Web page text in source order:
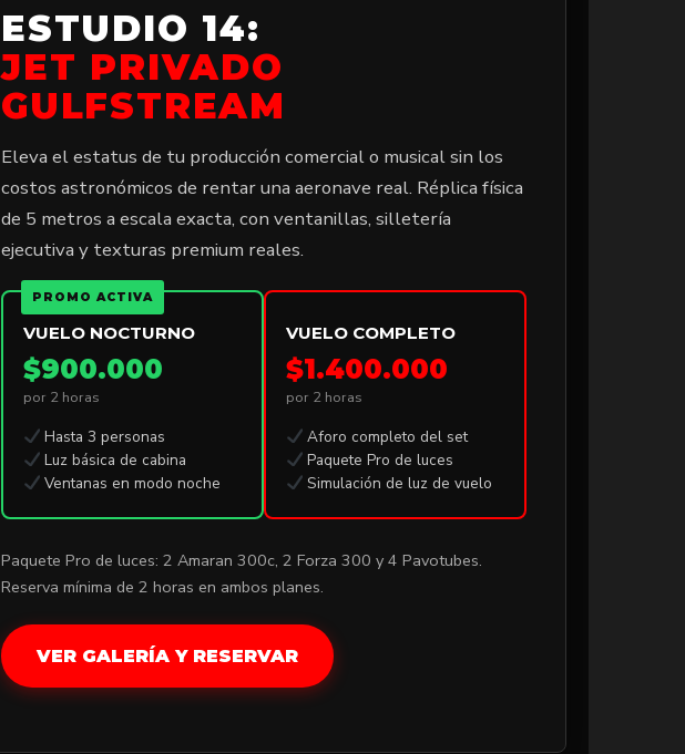
ESTUDIO 14:
JET PRIVADO
GULFSTREAM
Eleva el estatus de tu producción comercial o musical sin los
costos astronómicos de rentar una aeronave real. Réplica física
de 5 metros a escala exacta, con ventanillas, silletería
ejecutiva y texturas premium reales.
PROMO ACTIVA
VUELO NOCTURNO
$900.000
por 2 horas
Hasta 3 personas
Luz básica de cabina
Ventanas en modo noche
VUELO COMPLETO
$1.400.000
por 2 horas
Aforo completo del set
Paquete Pro de luces
Simulación de luz de vuelo
Paquete Pro de luces: 2 Amaran 300c, 2 Forza 300 y 4 Pavotubes.
Reserva mínima de 2 horas en ambos planes.
VER GALERÍA Y RESERVAR